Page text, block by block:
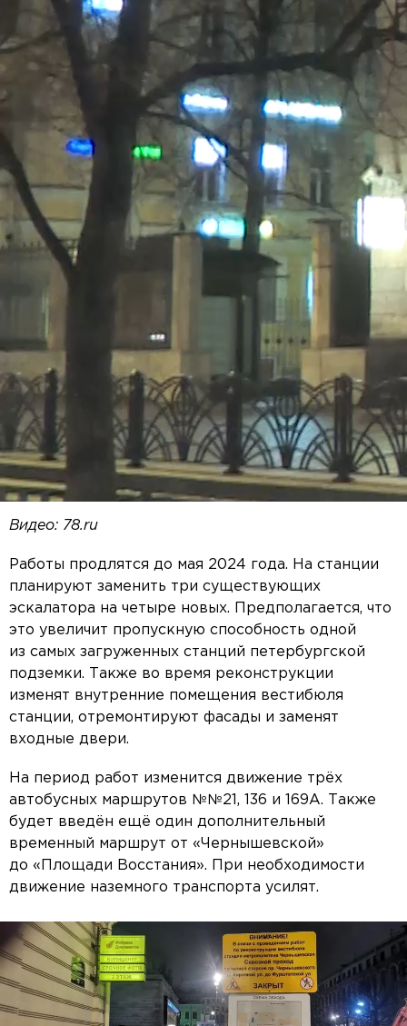
Видео: 78.ru
Работы продлятся до мая 2024 года. На станции
планируют заменить три существующих
эскалатора на четыре новых. Предполагается, что
это увеличит пропускную способность одной
из самых загруженных станций петербургской
подземки. Также во время реконструкции
изменят внутренние помещения вестибюля
станции, отремонтируют фасады и заменят
входные двери.
На период работ изменится движение трёх
автобусных маршрутов №№21, 136 и 169А. Также
будет введён ещё один дополнительный
временный маршрут от «Чернышевской»
до «Площади Восстания». При необходимости
движение наземного транспорта усилят.